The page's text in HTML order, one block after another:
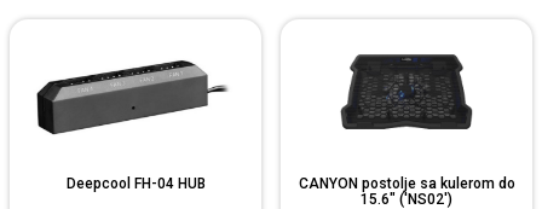
Deepcool FH-04 HUB
CANYON postolje sa kulerom do
15.6" ('NS02')